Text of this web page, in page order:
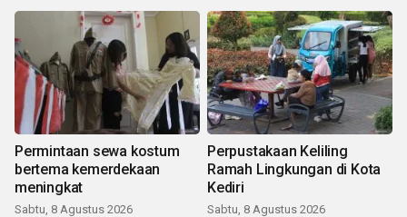
Permintaan sewa kostum
bertema kemerdekaan
meningkat
Sabtu, 8 Agustus 2026
Perpustakaan Keliling
Ramah Lingkungan di Kota
Kediri
Sabtu, 8 Agustus 2026